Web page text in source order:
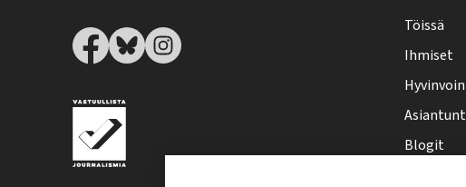
y
-
l
e
h
t
Töissä
Ihmiset
Blogit